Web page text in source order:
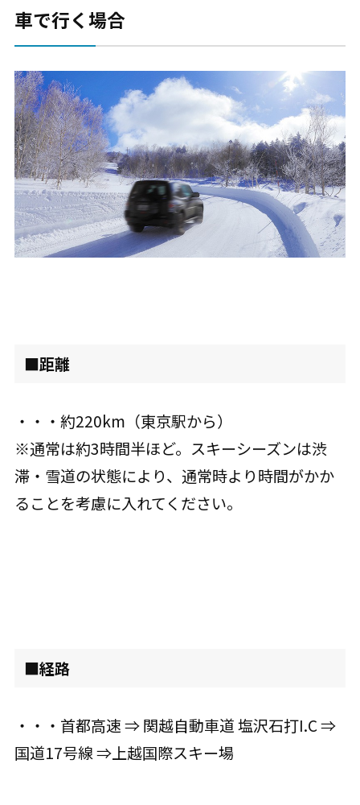
車で行く場合
■距離
・・・約220km（東京駅から）
※通常は約3時間半ほど。スキーシーズンは渋
滞・雪道の状態により、通常時より時間がかか
ることを考慮に入れてください。
■経路
・・・首都高速 ⇒ 関越自動車道 塩沢石打I.C ⇒
国道17号線 ⇒上越国際スキー場